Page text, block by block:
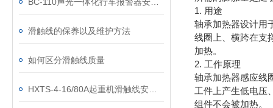
滑触线的保养以及维护方法
如何区分滑触线质量
1. 用途
轴承加热器设计用
线圈上、横跨在支
加热。
2. 工作原理
轴承加热器感应线
工件上产生低电压
组件不会被加热。